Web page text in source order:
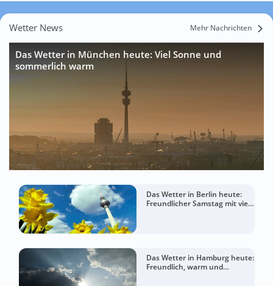
Wetter News Mehr Nachrichten
Das Wetter in München heute: Viel Sonne und
sommerlich warm
Das Wetter in Berlin heute:
Freundlicher Samstag mit viel
Das Wetter in Hamburg heute:
Freundlich, warm und